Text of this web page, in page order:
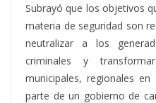
Subrayó que los objetivos
materia de seguridad son
neutralizar a los
criminales y
municipales, regionales
parte de un gobierno de